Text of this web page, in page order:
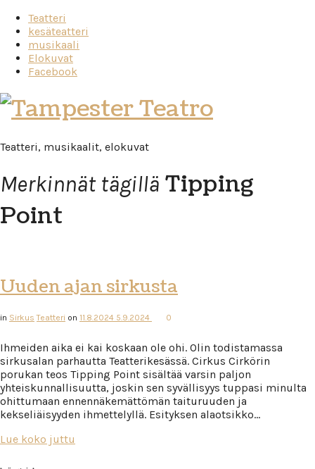
Teatteri
kesäteatteri
musikaali
Elokuvat
Facebook
Tampester
Teatro
Teatteri, musikaalit, elokuvat
Merkinnät tägillä Tipping
Point
Uuden ajan sirkusta
in Sirkus Teatteri on 11.8.2024 5.9.2024 0
Ihmeiden aika ei kai koskaan ole ohi. Olin todistamassa
sirkusalan parhautta Teatterikesässä. Cirkus Cirkörin
porukan teos Tipping Point sisältää varsin paljon
yhteiskunnallisuutta, joskin sen syvällisyys tuppasi minulta
ohittumaan ennennäkemättömän taituruuden ja
kekseliäisyyden ihmettelyllä. Esityksen alaotsikko…
Lue koko juttu